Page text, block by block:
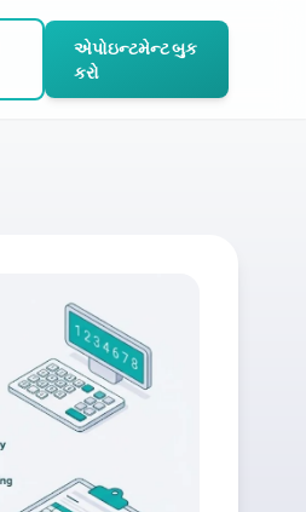
એપોઇન્ટમેન્ટ બુક
કરો